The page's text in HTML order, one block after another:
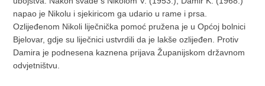
napao je Nikolu i sjekiricom ga udario u rame i prsa.
Ozlijeđenom Nikoli liječnička pomoć pružena je u Općoj bolnici
Bjelovar, gdje su liječnici ustvrdili da je lakše ozlijeđen. Protiv
Damira je podnesena kaznena prijava Županijskom državnom
odvjetništvu.